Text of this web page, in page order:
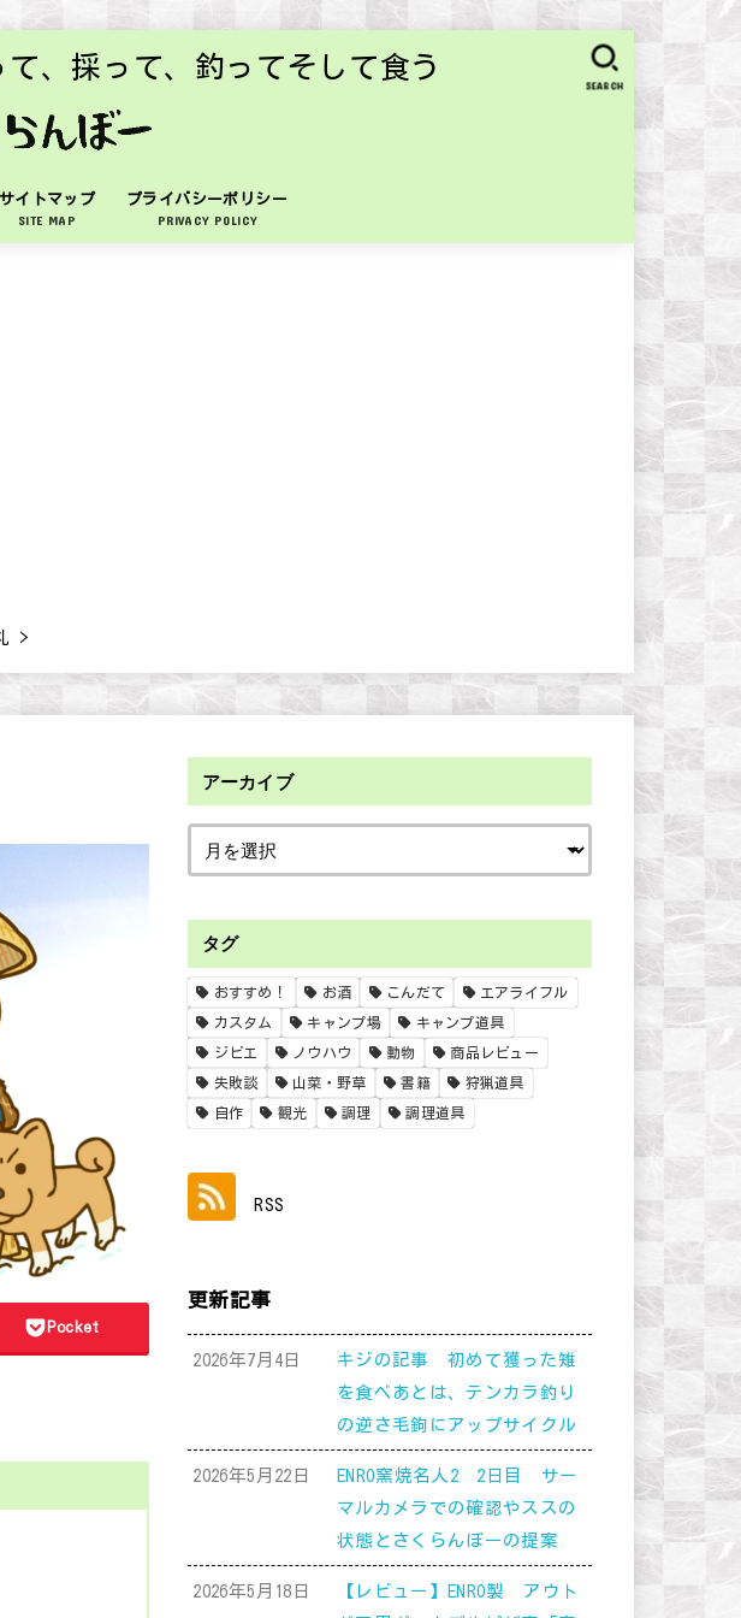
、採って、釣ってそして食う
サイトマップ
SITE MAP
プライバシーポリシー
PRIVACY POLICY
SEARCH
Pocket
アーカイブ
タグ
おすすめ！ お酒 こんだて エアライフル
カスタム キャンプ場 キャンプ道具
ジビエ ノウハウ 動物 商品レビュー
失敗談 山菜・野草 書籍 狩猟道具
自作 観光 調理 調理道具
RSS
更新記事
2026年7月4日
キジの記事 初めて獲った雉
を食べあとは、テンカラ釣り
の逆さ毛鉤にアップサイクル
2026年5月22日
ENRO窯焼名人2 2日目 サー
マルカメラでの確認やススの
状態とさくらんぼーの提案
2026年5月18日
【レビュー】ENRO製 アウト